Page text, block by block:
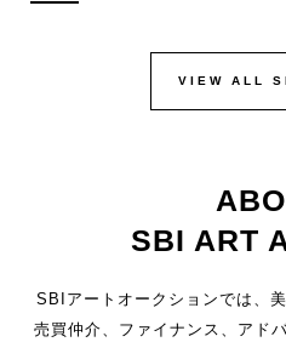
VIEW ALL
SBI ART
SBIアートオークションでは、
売買仲介、 ファイナンス、アド